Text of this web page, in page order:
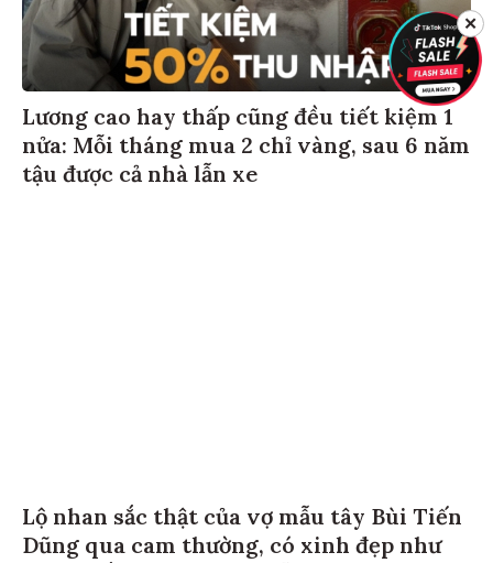
Lương cao hay thấp cũng đều tiết kiệm 1
nửa: Mỗi tháng mua 2 chỉ vàng, sau 6 năm
tậu được cả nhà lẫn xe
Lộ nhan sắc thật của vợ mẫu tây Bùi Tiến
Dũng qua cam thường, có xinh đẹp như
✕